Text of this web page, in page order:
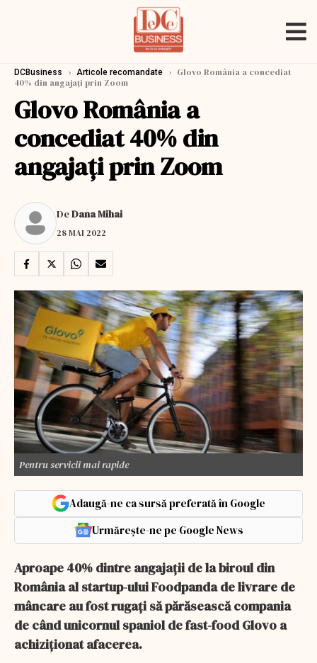
DCBusiness › Articole recomandate › Glovo România a concediat
40% din angajați prin Zoom
Glovo România a
concediat 40% din
angajați prin Zoom
DeDana Mihai
28 MAI 2022
Pentru servicii mai rapide
Adaugă-ne ca sursă preferată în Google
Urmărește-ne pe Google News
Aproape 40% dintre angajații de la biroul din
România al startup-ului Foodpanda de livrare de
mâncare au fost rugați să părăsească compania
de când unicornul spaniol de fast-food Glovo a
achiziționat afacerea.